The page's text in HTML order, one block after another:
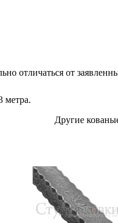
отличаться от
метра.
Другие